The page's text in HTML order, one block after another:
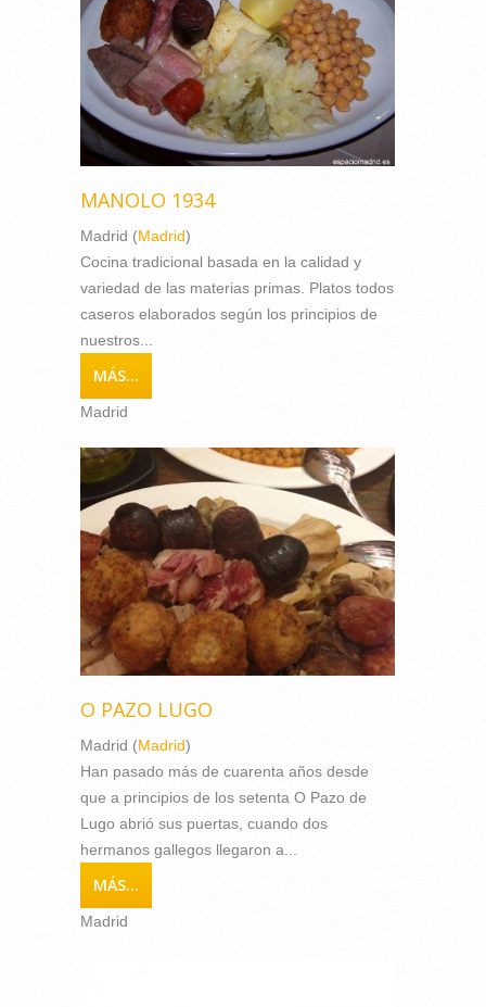
MANOLO 1934
Madrid (Madrid)
Cocina tradicional basada en la calidad y
variedad de las materias primas. Platos todos
caseros elaborados según los principios de
nuestros...
MÁS...
Madrid
O PAZO LUGO
Madrid (Madrid)
Han pasado más de cuarenta años desde
que a principios de los setenta O Pazo de
Lugo abrió sus puertas, cuando dos
hermanos gallegos llegaron a...
MÁS...
Madrid